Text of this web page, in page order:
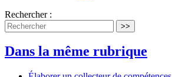
Rechercher :
>>
Dans la même rubrique